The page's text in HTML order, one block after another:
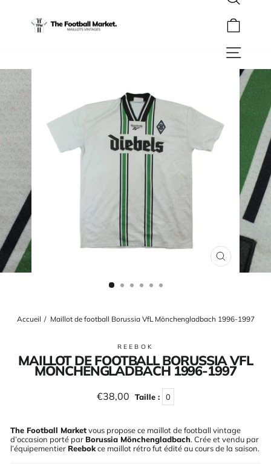
Rechercher
Navigation
FERMER
(ESC)
Accueil / Maillot de football Borussia VfL Mönchengladbach 1996-1997
REEBOK
MAILLOT DE FOOTBALL BORUSSIA VFL
MÖNCHENGLADBACH 1996-1997
Prix
régulier
€38,00 Taille : 0
The Football Marketvous propose ce maillot de football vintage
d’occasion porté par Borussia Mönchengladbach. Crée et vendu par
l’équipementier Reebokce maillot rétro fut édité au cours de la saison.